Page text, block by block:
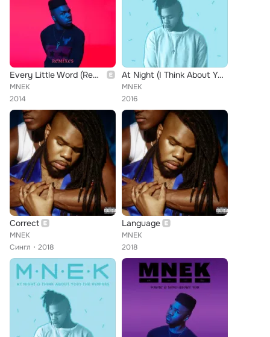
Every Little Word (Remixes)
MNEK
2014
At Night (I Think About You) (Blonde Remix)
MNEK
2016
Correct
MNEK
Сингл
2018
Language
MNEK
2018